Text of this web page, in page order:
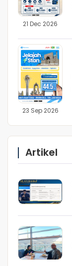
21 Dec 2026
23 Sep 2026
Artikel